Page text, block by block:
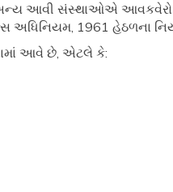
અન્ય આવી સંસ્થાઓએ આવકવેરો
1961 હેઠળના
આવે છે, એટલે કે: